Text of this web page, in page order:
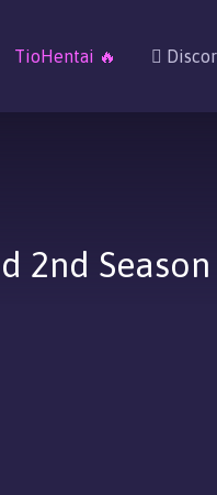
TioHentai 🔥
2nd Season